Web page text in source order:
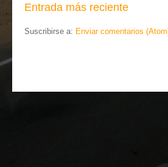
Entrada más reciente
Suscribirse a: Enviar comentarios
.... EL ESLABÓN